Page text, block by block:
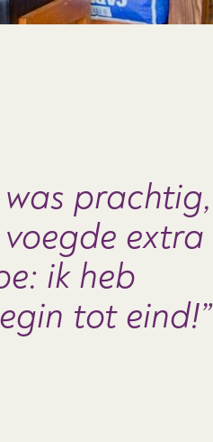
prachtig,
extra
ik heb
tot eind!